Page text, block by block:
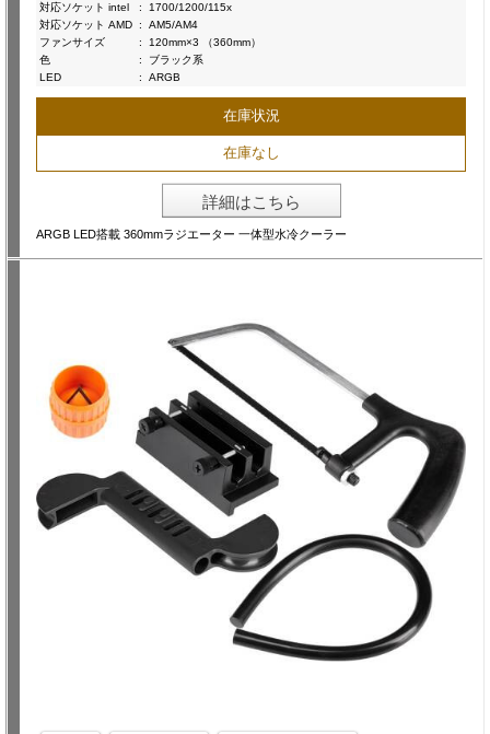
対応ソケット intel
:
1700/1200/115x
対応ソケット AMD :
AM5/AM4
ファンサイズ
:
120mm×3 （360mm）
色
:
ブラック系
LED
: ARGB
在庫状況
在庫なし
詳細はこちら
ARGB LED搭載 360mmラジエーター 一体型水冷クーラー